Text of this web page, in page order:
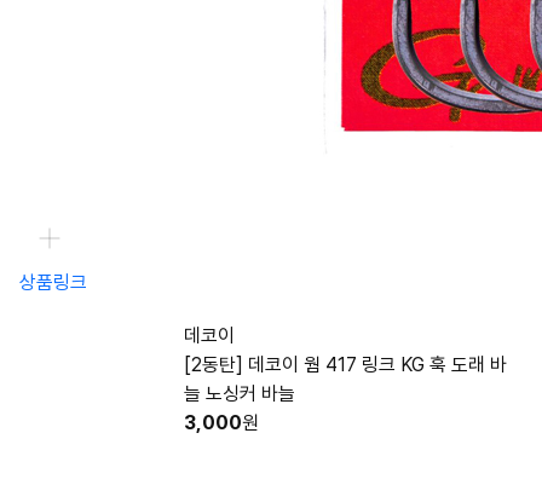
상품링크
데코이
[2동탄] 데코이 웜 417 링크 KG 훅 도래 바
늘 노싱커 바늘
3,000원